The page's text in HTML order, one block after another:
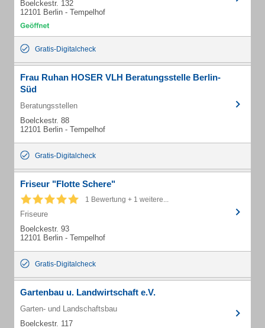
Boelckestr. 132
12101 Berlin - Tempelhof
Gratis-Digitalcheck
Frau Ruhan HOSER VLH Beratungsstelle Berlin-
Süd
Beratungsstellen
Boelckestr. 88
12101 Berlin - Tempelhof
Gratis-Digitalcheck
Friseur "Flotte Schere"
1 Bewertung + 1 weitere...
Friseure
Boelckestr. 93
12101 Berlin - Tempelhof
Gratis-Digitalcheck
Gartenbau u. Landwirtschaft e.V.
Garten- und Landschaftsbau
Boelckestr. 117